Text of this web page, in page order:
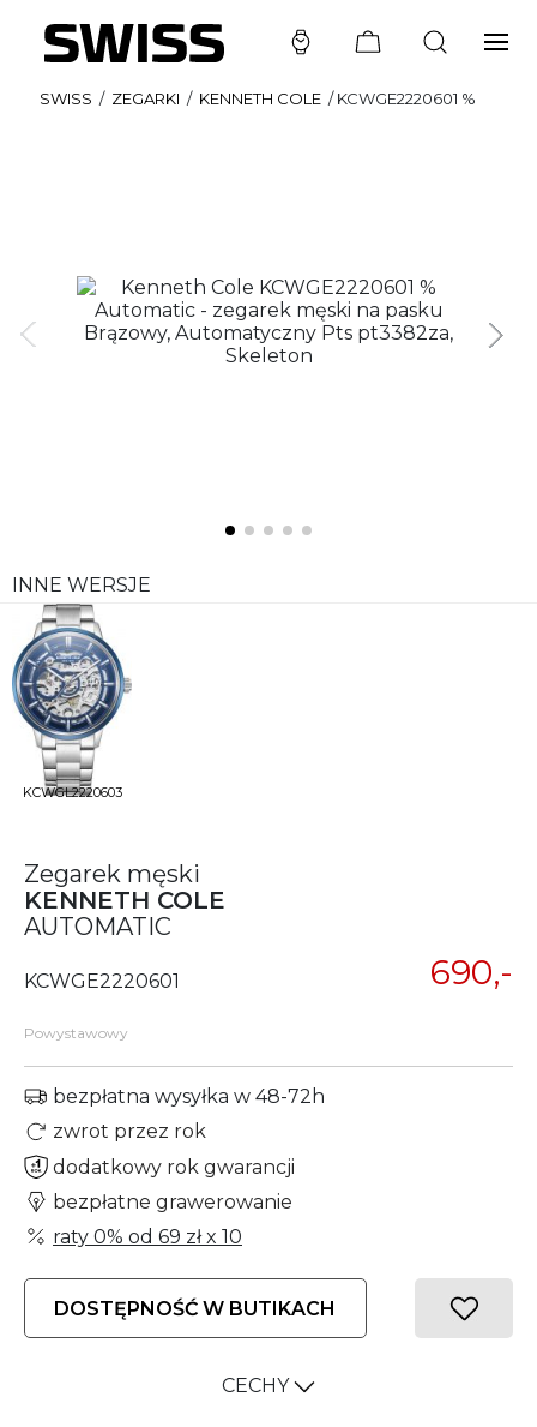
SWISS / ZEGARKI / KENNETH COLE /KCWGE2220601 %
INNE WERSJE
KCWGL2220603
Zegarek męski
KENNETH COLE
AUTOMATIC
KCWGE2220601
Powystawowy
690,-
bezpłatna wysyłka w 48-72h
zwrot przez rok
dodatkowy rok gwarancji
bezpłatne grawerowanie
raty 0% od 69 złx 10
DOSTĘPNOŚĆ W BUTIKACH
CECHY